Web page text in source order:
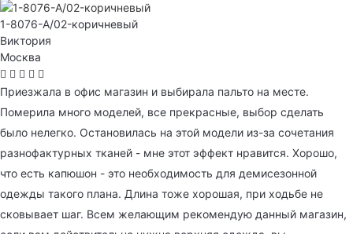
1-8076-A/02-коричневый
Виктория
Москва
Приезжала в офис магазин и выбирала пальто на месте.
Померила много моделей, все прекрасные, выбор сделать
было нелегко. Остановилась на этой модели из-за сочетания
разнофактурных тканей - мне этот эффект нравится. Хорошо,
что есть капюшон - это необходимость для демисезонной
одежды такого плана. Длина тоже хорошая, при ходьбе не
сковывает шаг. Всем желающим рекомендую данный магазин,